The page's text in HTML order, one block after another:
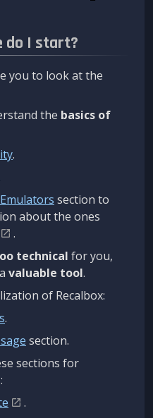
do I start?
you to look at the
the basics of
.
Emulators section to
about the ones
.
technical for you,
valuable tool.
of Recalbox:
.
section.
sections for
.